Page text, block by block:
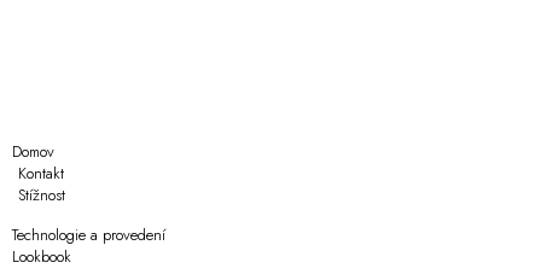
Domov
Kontakt
Stížnost
Technologie a provedení
Lookbook